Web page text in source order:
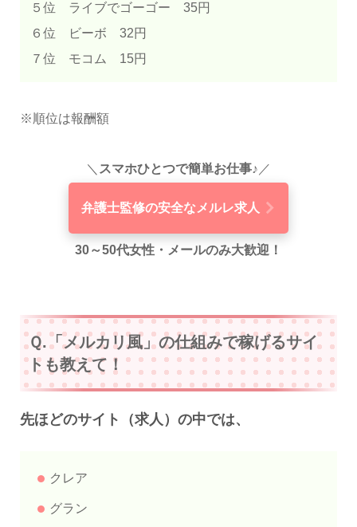
５位 ライブでゴーゴー 35円
６位 ビーボ 32円
７位 モコム 15円
※順位は報酬額
＼ スマホひとつで簡単お仕事♪ ／
弁護士監修の安全なメルレ求人
30～50代女性・メールのみ大歓迎！
Ｑ.「メルカリ風」の仕組みで稼げるサイ
トも教えて！
先ほどのサイト（求人）の中では、
クレア
グラン